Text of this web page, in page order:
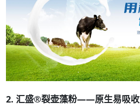
2. 汇盛®裂壶藻粉——原生易吸收